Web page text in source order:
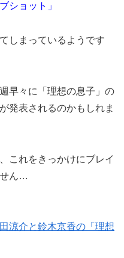
ショット」
しまっているようです
早々に「理想の息子」の
発表されるのかもしれま
これをきっかけにブレイ
せん…
涼介と鈴木京香の「理想